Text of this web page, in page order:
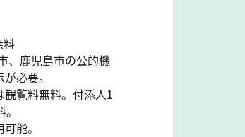
料
、鹿児島市の公的機
必要。
覧料無料。付添人1
能。